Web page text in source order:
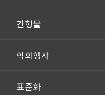
간행물
학회행사
표준화